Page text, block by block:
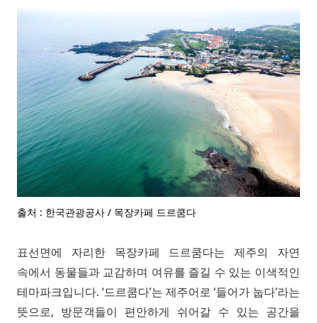
출처 : 한국관광공사 / 목장카페 드르쿰다
표선면에 자리한 목장카페 드르쿰다는 제주의 자연
속에서 동물들과 교감하며 여유를 즐길 수 있는 이색적인
테마파크입니다. ‘드르쿰다’는 제주어로 ‘들어가 눕다’라는
뜻으로, 방문객들이 편안하게 쉬어갈 수 있는 공간을